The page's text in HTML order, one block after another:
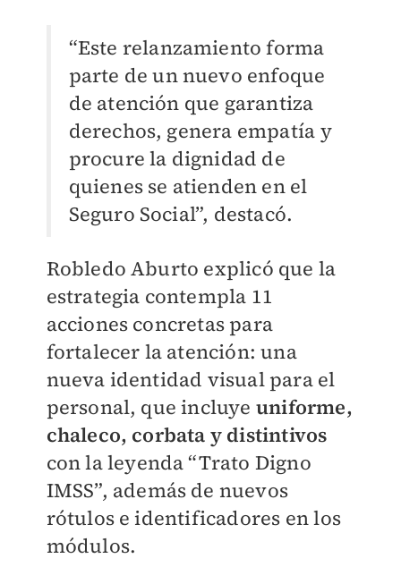
“Este relanzamiento forma
parte de un nuevo enfoque
de atención que garantiza
derechos, genera empatía y
procure la dignidad de
quienes se atienden en el
Seguro Social”, destacó.
Robledo Aburto explicó que la
estrategia contempla 11
acciones concretas para
fortalecer la atención: una
nueva identidad visual para el
personal, que incluye uniforme,
chaleco, corbata y distintivos
con la leyenda “Trato Digno
IMSS”, además de nuevos
rótulos e identificadores en los
módulos.